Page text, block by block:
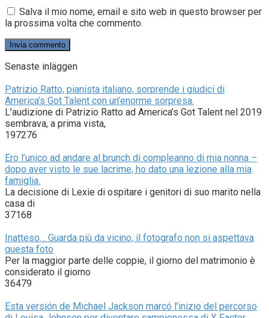
Salva il mio nome, email e sito web in questo browser per
la prossima volta che commento.
Senaste inläggen
Patrizio Ratto, pianista italiano, sorprende i giudici di
America’s Got Talent con un’enorme sorpresa.
L’audizione di Patrizio Ratto ad America’s Got Talent nel 2019
sembrava, a prima vista,
197276
Ero l’unico ad andare al brunch di compleanno di mia nonna –
dopo aver visto le sue lacrime, ho dato una lezione alla mia
famiglia.
La decisione di Lexie di ospitare i genitori di suo marito nella
casa di
37168
Inatteso… Guarda più da vicino, il fotografo non si aspettava
questa foto
Per la maggior parte delle coppie, il giorno del matrimonio è
considerato il giorno
36479
Esta versión de Michael Jackson marcó l’inizio del percorso